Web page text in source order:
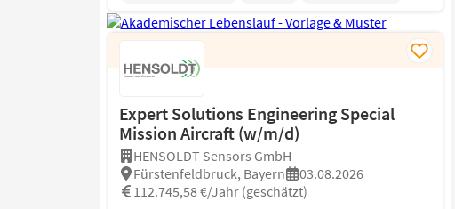
Expert Solutions Engineering Special
Mission Aircraft (w/m/d)
HENSOLDT Sensors GmbH
Fürstenfeldbruck, Bayern
03.08.2026
112.745,58 €/Jahr (geschätzt)